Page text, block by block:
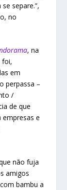
separe.”,
no
, na
foi,
em
perpassa –
/
de que
e
não fuja
amigos
bambu a